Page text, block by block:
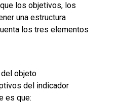
los objetivos, los
una estructura
los tres elementos
objeto
del indicador
es que: